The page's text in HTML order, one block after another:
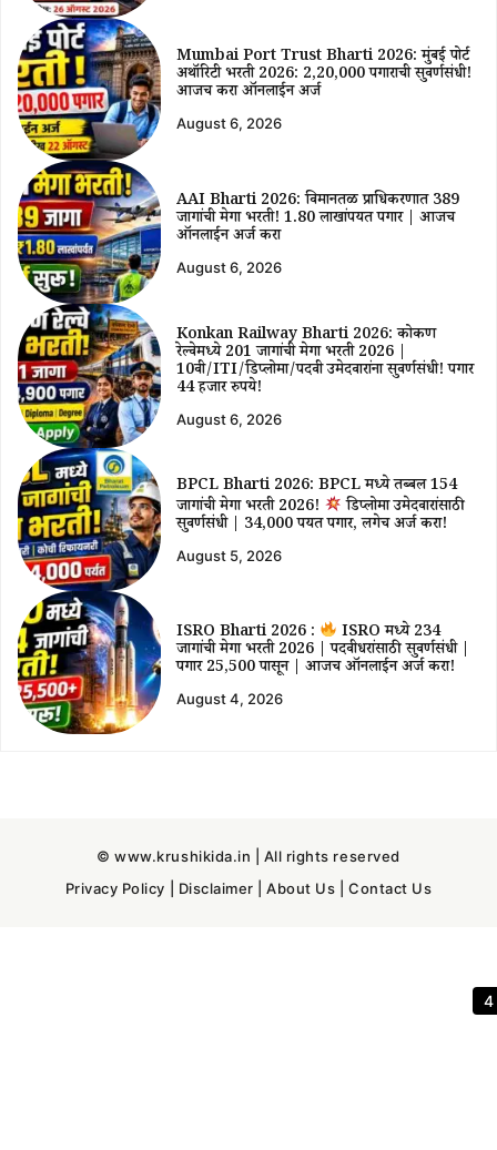
Mumbai Port Trust Bharti 2026: मुंबई पोर्ट
अथॉरिटी भरती 2026: ₹2,20,000 पगाराची सुवर्णसंधी!
आजच करा ऑनलाईन अर्ज
August 6, 2026
AAI Bharti 2026: विमानतळ प्राधिकरणात 389
जागांची मेगा भरती! ₹1.80 लाखांपर्यंत पगार | आजच
ऑनलाईन अर्ज करा
August 6, 2026
Konkan Railway Bharti 2026: कोकण
रेल्वेमध्ये 201 जागांची मेगा भरती 2026 |
10वी/ITI/डिप्लोमा/पदवी उमेदवारांना सुवर्णसंधी! पगार
44 हजार रुपये!
August 6, 2026
BPCL Bharti 2026: BPCL मध्ये तब्बल 154
जागांची मेगा भरती 2026!
डिप्लोमा उमेदवारांसाठी
सुवर्णसंधी | ₹34,000 पर्यंत पगार, लगेच अर्ज करा!
August 5, 2026
ISRO Bharti 2026 : ISRO मध्ये 234
जागांची मेगा भरती 2026 | पदवीधरांसाठी सुवर्णसंधी |
पगार ₹25,500 पासून | आजच ऑनलाईन अर्ज करा!
August 4, 2026
© www.krushikida.in | All rights reserved
Privacy Policy
Disclaimer |About Us |Contact Us
3